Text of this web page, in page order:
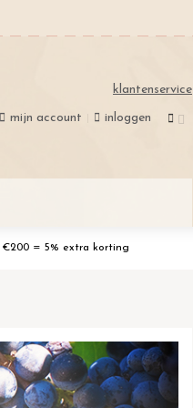
klantenservice
mijn account inloggen
€200 = 5% extra korting